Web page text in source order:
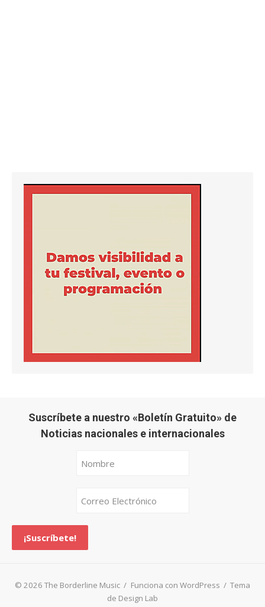
Suscríbete a nuestro «Boletín Gratuito» de
Noticias nacionales e internacionales
© 2026 The Borderline Music / Funciona con WordPress / Tema
de Design Lab